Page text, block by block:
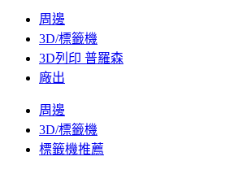
周邊
3D/標籤機
3D列印 普羅森
廠出
周邊
3D/標籤機
標籤機推薦